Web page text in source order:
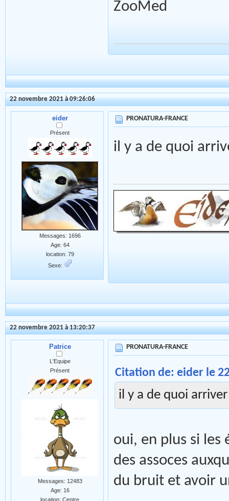
ZooMed
22 novembre 2021 à 09:26:06
eider
Présent
Messages: 1696
Age: 64
location: 79
Sexe:
PRONATURA-FRANCE
il y a de quoi
22 novembre 2021 à 13:20:37
Patrice
L'Equipe
Présent
Messages: 12483
Age: 16
location: Centre
PRONATURA-FRANCE
Citation de: eider le
il y a de quoi
oui, en plus si les
des assoces
du bruit et avoir